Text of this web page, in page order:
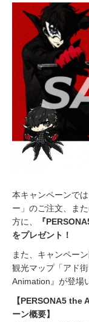
本キャンペーンでは
ー」のご注文、ま
方に、
『
をプレゼント！
また、キャンペー
観光マップ「アド
Animation』が登場
【PERSONA5
ーン概要】